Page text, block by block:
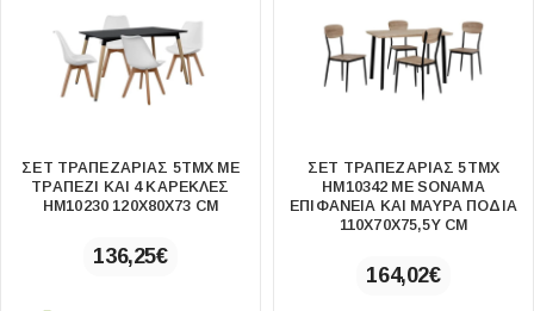
ΣΕΤ ΤΡΑΠΕΖΑΡΙΑΣ 5ΤΜΧ ΜΕ
ΤΡΑΠΕΖΙ ΚΑΙ 4 ΚΑΡΕΚΛΕΣ
HM10230 120X80X73 CM
136,25€
ΣΕΤ ΤΡΑΠΕΖΑΡΙΑΣ 5ΤΜΧ
HM10342 ME SONAMA
ΕΠΙΦΑΝΕΙΑ ΚΑΙ ΜΑΥΡΑ ΠΟΔΙΑ
110X70X75,5Y CM
164,02€